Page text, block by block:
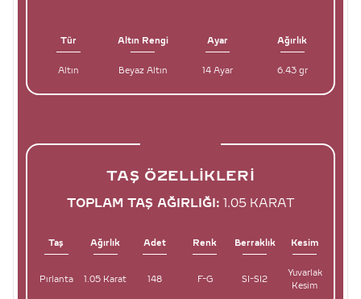
Tür Altın Rengi Ayar Ağırlık
Altın Beyaz Altın 14 Ayar 6.43 gr
TAŞ ÖZELLIKLERI
TOPLAM TAŞ AĞIRLIĞI: 1.05 KARAT
Taş Ağırlık Adet Renk Berraklık Kesim
Pırlanta 1.05 Karat 148 F-G SI-SI2
Yuvarlak
Kesim